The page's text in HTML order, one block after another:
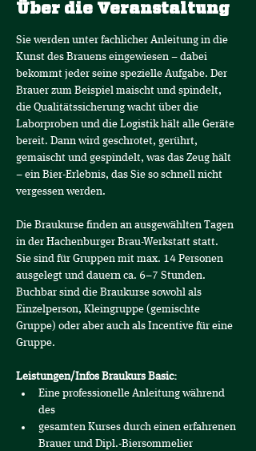
Über die Veranstaltung
Sie werden unter fachlicher Anleitung in die
Kunst des Brauens eingewiesen – dabei
bekommt jeder seine spezielle Aufgabe. Der
Brauer zum Beispiel maischt und spindelt,
die Qualitätssicherung wacht über die
Laborproben und die Logistik hält alle Geräte
bereit. Dann wird geschrotet, gerührt,
gemaischt und gespindelt, was das Zeug hält
– ein Bier-Erlebnis, das Sie so schnell nicht
vergessen werden.
Die Braukurse finden an ausgewählten Tagen
in der Hachenburger Brau-Werkstatt statt.
Sie sind für Gruppen mit max. 14 Personen
ausgelegt und dauern ca. 6–7 Stunden.
Buchbar sind die Braukurse sowohl als
Einzelperson, Kleingruppe (gemischte
Gruppe) oder aber auch als Incentive für eine
Gruppe.
Leistungen/Infos Braukurs Basic:
Eine professionelle Anleitung während
des
gesamten Kurses durch einen erfahrenen
Brauer und Dipl.-Biersommelier